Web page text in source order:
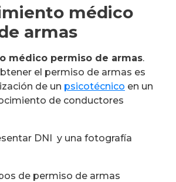
médico
armas
médico permiso de armas.
el permiso de armas es
de un psicotécnico en un
de conductores
DNI y una fotografía
de permiso de armas